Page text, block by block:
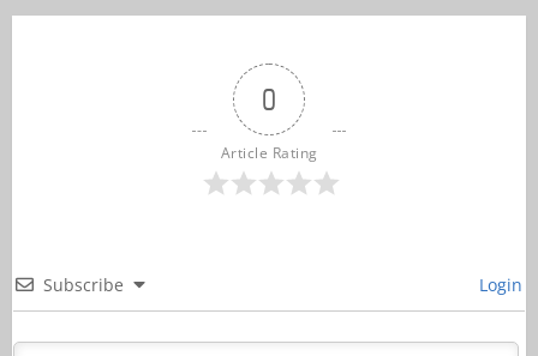
0
Article Rating
Subscribe Login